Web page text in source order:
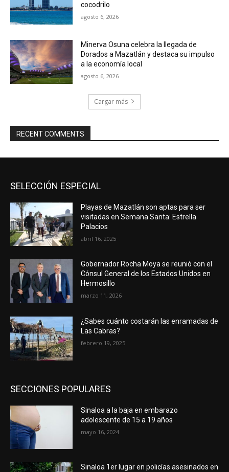
cocodrilo
agosto 6, 2026
Minerva Osuna celebra la llegada de
Dorados a Mazatlán y destaca su impulso
a la economía local
agosto 6, 2026
Cargar más
RECENT COMMENTS
SELECCIÓN ESPECIAL
Playas de Mazatlán son aptas para ser
visitadas en Semana Santa: Estrella
Palacios
abril 16, 2025
Gobernador Rocha Moya se reunió con el
Cónsul General de los Estados Unidos en
Hermosillo
marzo 11, 2026
¿Sabes cuánto costarán las enramadas de
Las Cabras?
febrero 19, 2025
SECCIONES POPULARES
Sinaloa a la baja en embarazo
adolescente de 15 a 19 años
mayo 16, 2024
Sinaloa 1er lugar en policías asesinados en